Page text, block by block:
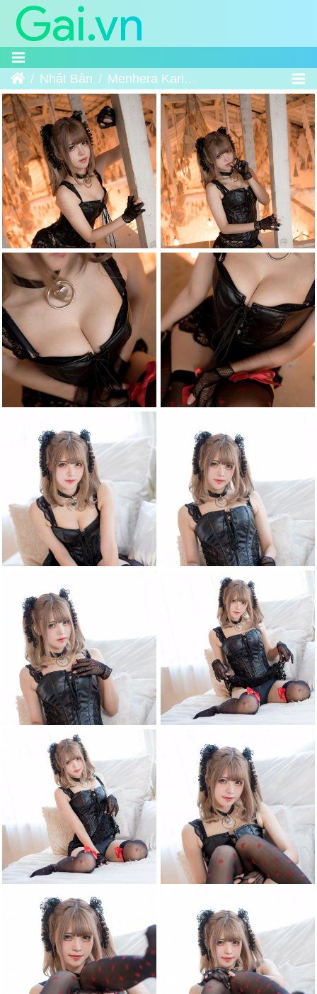
Trang chủNhật Bản Menhera Karin-chan